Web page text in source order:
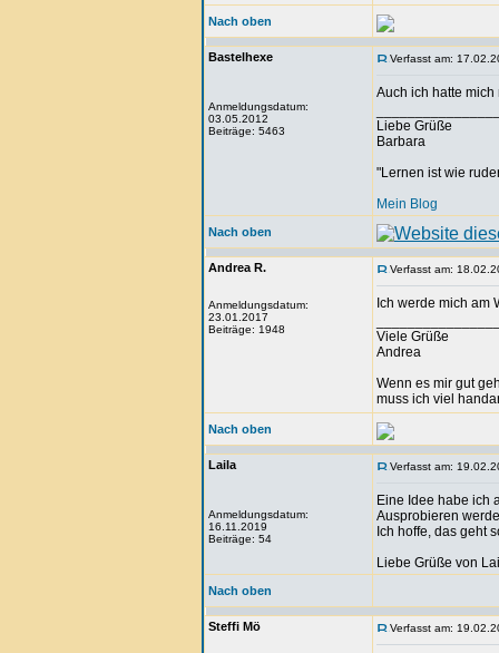
Nach oben
Bastelhexe
Anmeldungsdatum:
03.05.2012
Beiträge: 5463
Verfasst am:
Auch ich hatte
Liebe Grüße
Barbara
"Lernen ist wie
Mein Blog
Nach oben
Andrea R.
Anmeldungsdatum:
23.01.2017
Beiträge: 1948
Verfasst am:
Ich werde mich
Viele Grüße
Andrea
Wenn es mir gut
muss ich viel
Nach oben
Laila
Anmeldungsdatum:
16.11.2019
Beiträge: 54
Verfasst am:
Eine Idee habe ich
Ausprobieren
Ich hoffe, das geht
Liebe Grüße von
Nach oben
Steffi Mö Verfasst am: